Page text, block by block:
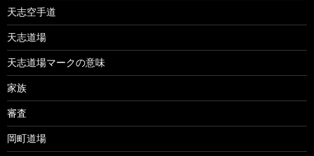
天志空手道
天志道場
天志道場マークの意味
家族
審査
岡町道場